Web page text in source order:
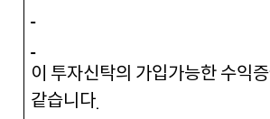
이 투자신탁의 가입가능한 수익
같습니다.